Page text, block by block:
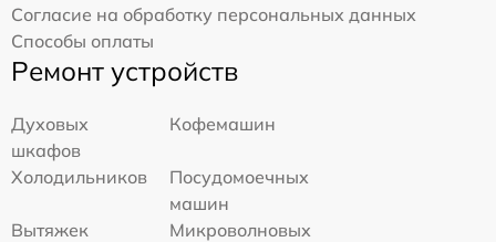
Согласие на обработку персональных данных
Способы оплаты
Ремонт устройств
Духовых
шкафов
Кофемашин
Холодильников
Посудомоечных
машин
Вытяжек
Микроволновых